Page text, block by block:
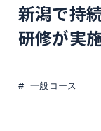
新潟で持
研修が実
一般コース